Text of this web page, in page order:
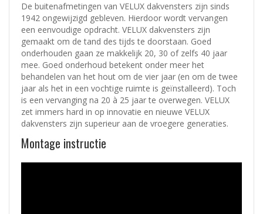
De buitenafmetingen van VELUX dakvensters zijn sinds
1942 ongewijzigd gebleven. Hierdoor wordt vervangen
een eenvoudige opdracht. VELUX dakvensters zijn
gemaakt om de tand des tijds te doorstaan. Goed
onderhouden gaan ze makkelijk 20, 30 of zelfs 40 jaar
mee. Goed onderhoud betekent onder meer het
behandelen van het hout om de vier jaar (en om de twee
jaar als het in een vochtige ruimte is geïnstalleerd). Toch
is een vervanging na 20 à 25 jaar te overwegen. VELUX
zet immers hard in op innovatie en nieuwe VELUX
dakvensters zijn superieur aan de vroegere generaties.
Montage instructie